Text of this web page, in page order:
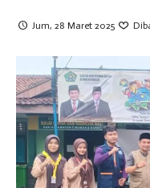
SK / JADWAL (2026/
Jum, 28 Maret 2025